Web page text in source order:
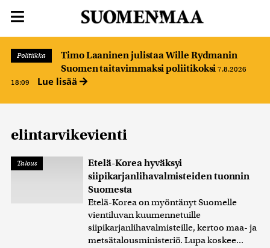
Politiikka
Timo Laaninen julistaa Wille Rydmanin
Suomen taitavimmaksi poliitikoksi 7.8.2026
18:09
Lue lisää
elintarvikevienti
Talous
Etelä-Korea hyväksyi
siipikarjanlihavalmisteiden tuonnin
Suomesta
Etelä-Korea on myöntänyt Suomelle
vientiluvan kuumennetuille
siipikarjanlihavalmisteille, kertoo maa- ja
metsätalousministeriö. Lupa koskee...